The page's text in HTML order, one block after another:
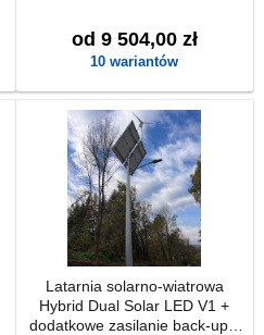
od 9 504,00 zł
10 wariantów
Latarnia solarno-wiatrowa
Hybrid Dual Solar LED V1 +
dodatkowe zasilanie back-up z